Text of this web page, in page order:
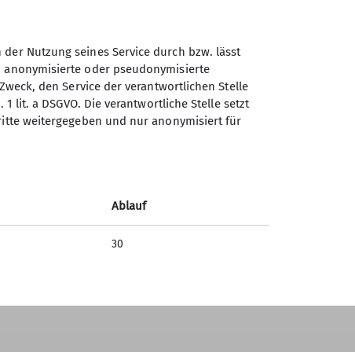
Nutzung seines Service durch bzw. lässt
oder pseudonymisierte
den Service der verantwortlichen Stelle
lit. a DSGVO. Die verantwortliche Stelle setzt
weitergegeben und nur anonymisiert für
Ablauf
30